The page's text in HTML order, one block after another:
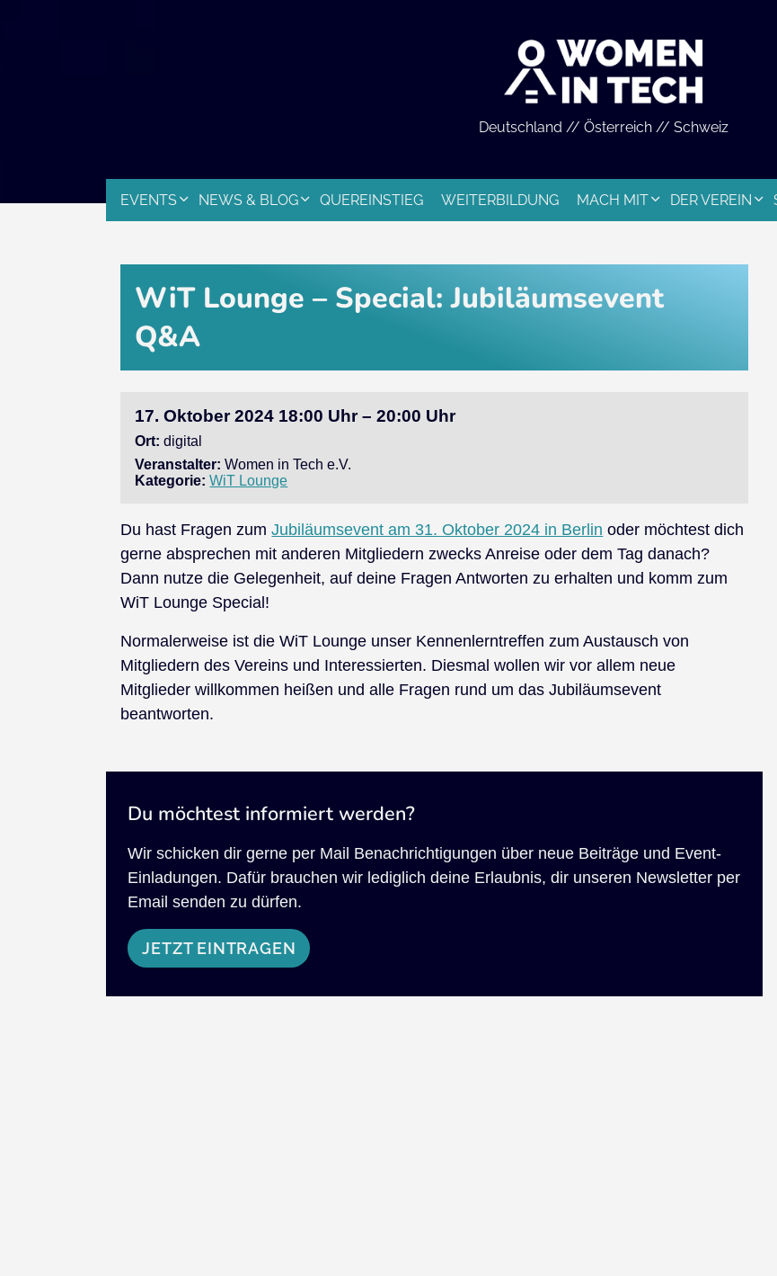
Deutschland // Österreich // Schweiz
EVENTS NEWS & BLOG QUEREINSTIEG WEITERBILDUNG MACH MIT DER VEREIN
WiT Lounge – Special: Jubiläumsevent
Q&A
17. Oktober 2024 18:00 Uhr – 20:00 Uhr
Ort: digital
Veranstalter: Women in Tech e.V.
Kategorie: WiT Lounge
Du hast Fragen zumJubiläumsevent am 31. Oktober 2024 in Berlin oder möchtest dich
gerne absprechen mit anderen Mitgliedern zwecks Anreise oder dem Tag danach?
Dann nutze die Gelegenheit, auf deine Fragen Antworten zu erhalten und komm zum
WiT Lounge Special!
Normalerweise ist die WiT Lounge unser Kennenlerntreffen zum Austausch von
Mitgliedern des Vereins und Interessierten. Diesmal wollen wir vor allem neue
Mitglieder willkommen heißen und alle Fragen rund um das Jubiläumsevent
beantworten.
Du möchtest informiert werden?
Wir schicken dir gerne per Mail Benachrichtigungen über neue Beiträge und Event-
Einladungen. Dafür brauchen wir lediglich deine Erlaubnis, dir unseren Newsletter per
Email senden zu dürfen.
JETZT EINTRAGEN